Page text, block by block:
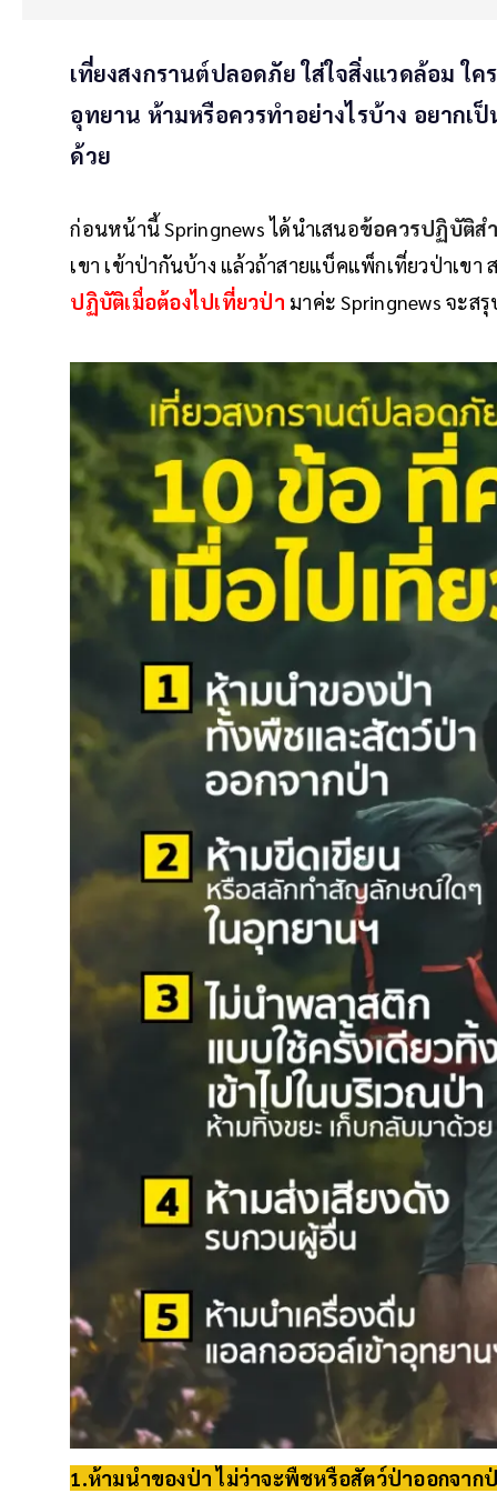
เที่ยงสงกรานต์ปลอดภัย ใส่ใจสิ่งแวดล้อม ใ
อุทยาน ห้ามหรือควรทำอย่างไรบ้าง อยากเ
ด้วย
ก่อนหน้านี้ Springnews ได้นำเสนอข้อควรปฏิบัติส
เขา เข้าป่ากันบ้าง แล้วถ้าสายแบ็คแพ็กเที่ยวป่าเข
ปฏิบัติเมื่อต้องไปเที่ยวป่า มาค่ะ Springnews จะส
1.ห้ามนำของป่า ไม่ว่าจะพืชหรือสัตว์ป่าออกจาก